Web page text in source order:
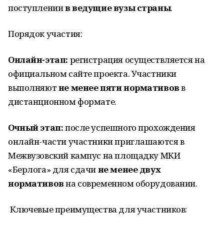
поступлениив ведущие вузы страны.
Порядок участия:
Онлайн-этап: регистрация осуществляется на
официальном сайте проекта. Участники
выполняютне менее пяти нормативовв
дистанционном формате.
Очный этап:после успешного прохождения
онлайн-части участники приглашаются в
Межвузовский кампус на площадку МКИ
«Берлога» для сдачине менее двух
нормативовна современном оборудовании.
Ключевые преимущества для участников: